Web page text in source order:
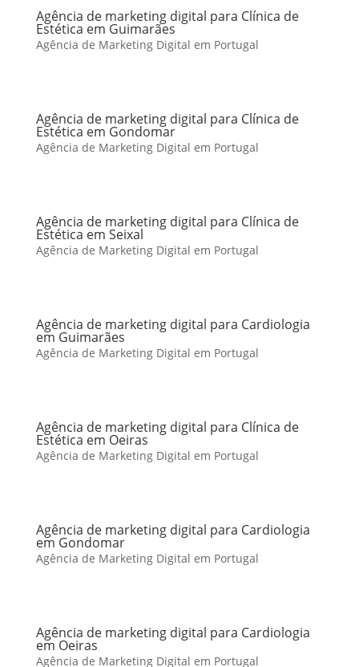
Agência de marketing digital para Clínica de
Estética em Guimarães
Agência de Marketing Digital em Portugal
Agência de marketing digital para Clínica de
Estética em Gondomar
Agência de Marketing Digital em Portugal
Agência de marketing digital para Clínica de
Estética em Seixal
Agência de Marketing Digital em Portugal
Agência de marketing digital para Cardiologia
em Guimarães
Agência de Marketing Digital em Portugal
Agência de marketing digital para Clínica de
Estética em Oeiras
Agência de Marketing Digital em Portugal
Agência de marketing digital para Cardiologia
em Gondomar
Agência de Marketing Digital em Portugal
Agência de marketing digital para Cardiologia
em Oeiras
Agência de Marketing Digital em Portugal